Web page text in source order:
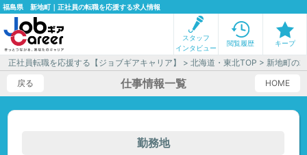
福島県 新地町｜正社員の転職を応援する求人情報
スタッフ
インタビュー
閲覧履歴 キープ
正社員転職を応援する【ジョブギアキャリア】 >北海道・東北TOP > 新地町の
戻る
HOME
仕事情報一覧
勤務地